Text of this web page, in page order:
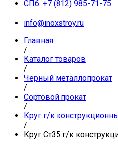
СПб: +7 (812) 985-71-75
info@inoxstroy.ru
Главная
/
Каталог товаров
/
Черный металлопрокат
/
Сортовой прокат
/
Круг г/к
/
Круг Ст35 г/к